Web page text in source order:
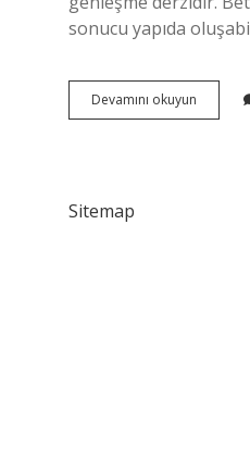
sonucu yapıda
Devamını okuyun Hareket
Derzleri
Sitemap